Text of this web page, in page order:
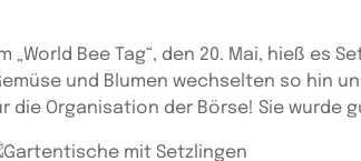
„World Bee Tag“, den 20. Mai, hieß es
und Blumen wechselten so hin
die Organisation der Börse! Sie wurde